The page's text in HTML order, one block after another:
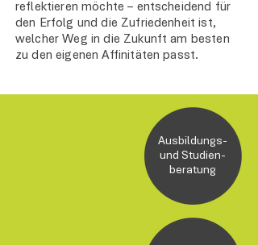
reflektieren möchte – entscheidend für
den Erfolg und die Zufriedenheit ist,
welcher Weg in die Zukunft am besten
zu den eigenen Affinitäten passt.
Ausbildungs-
und Studien-
beratung